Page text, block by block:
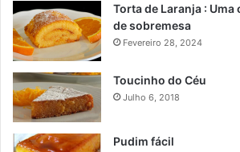
Torta de Laranja :
de sobremesa
Fevereiro 28, 2024
Toucinho do Céu
Julho 6, 2018
Pudim fácil